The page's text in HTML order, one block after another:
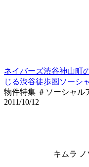
ネイバーズ渋谷神山町
じる渋谷徒歩圏ソーシ
物件特集 ＃ソーシャル
2011/10/12
キムラ ノ